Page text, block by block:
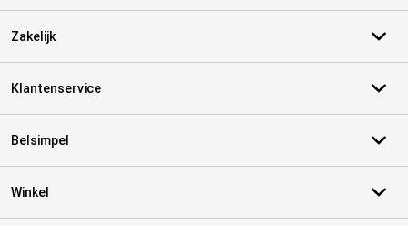
Zakelijk
Klantenservice
Belsimpel
Winkel